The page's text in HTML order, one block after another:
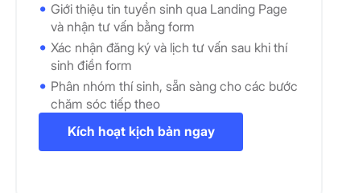
Giới thiệu tin tuyển sinh qua Landing Page
và nhận tư vấn bằng form
Xác nhận đăng ký và lịch tư vấn sau khi thí
sinh điền form
Phân nhóm thí sinh, sẵn sàng cho các bước
chăm sóc tiếp theo
Kích hoạt kịch bản ngay